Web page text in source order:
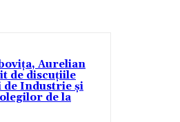
Aurelian
de discuțiile
de Industrie și
de la